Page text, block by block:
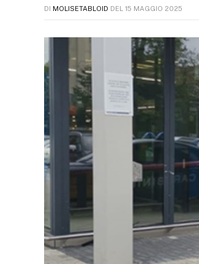
DI MOLISETABLOID DEL 15 MAGGIO 2025